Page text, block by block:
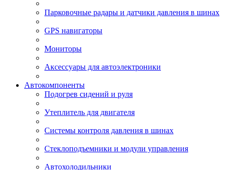
Парковочные радары и датчики давления в шинах
GPS навигаторы
Мониторы
Аксессуары для автоэлектроники
Автокомпоненты
Подогрев сидений и руля
Утеплитель для двигателя
Системы контроля давления в шинах
Стеклоподъемники и модули управления
Автохолодильники